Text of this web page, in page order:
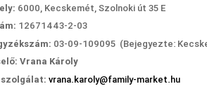
6000, Kecskemét, Szolnoki út 35 E
12671443-2-03
03-09-109095 (Bejegyezte:
Vrana Károly
vrana.karoly@family-market.hu